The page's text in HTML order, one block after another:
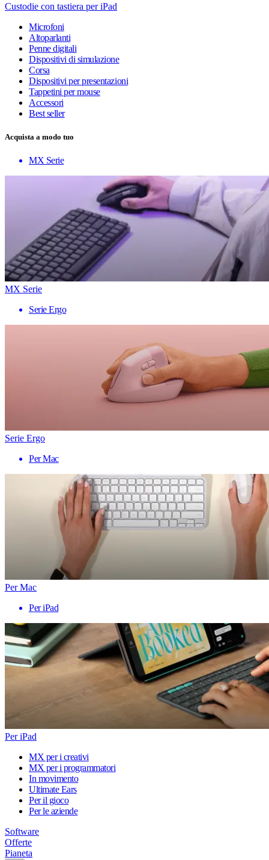
Custodie con tastiera per iPad
Microfoni
Altoparlanti
Penne digitali
Dispositivi di simulazione
Corsa
Dispositivi per presentazioni
Tappetini per mouse
Accessori
Best seller
Acquista a modo tuo
MX Serie
MX Serie
Serie Ergo
Serie Ergo
Per Mac
Per Mac
Per iPad
Per iPad
MX per i creativi
MX per i programmatori
In movimento
Ultimate Ears
Per il gioco
Per le aziende
Software
Offerte
Pianeta